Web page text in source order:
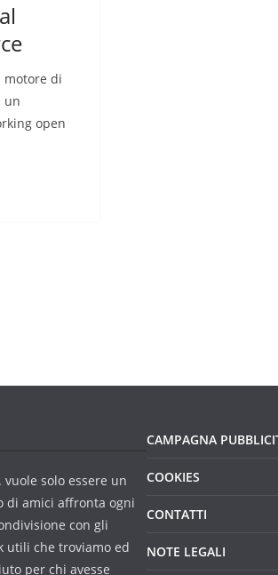
motore di
un
open
vuole solo essere un
di amici affronta ogni
con gli
utili che troviamo ed
per chi avesse
CAMPAGNA
COOKIES
CONTATTI
NOTE LEGALI